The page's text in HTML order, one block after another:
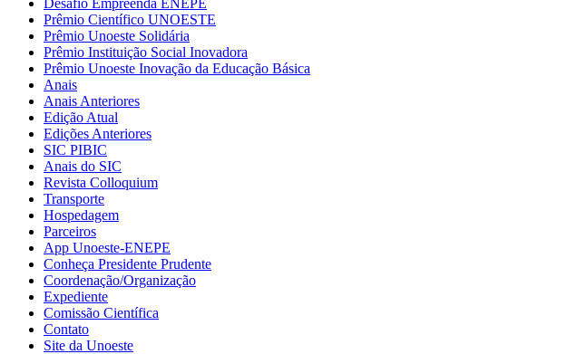
Desafio Empreenda ENEPE
Prêmio Científico UNOESTE
Prêmio Unoeste Solidária
Prêmio Instituição Social Inovadora
Prêmio Unoeste Inovação da Educação Básica
Anais
Anais Anteriores
Edição Atual
Edições Anteriores
SIC PIBIC
Anais do SIC
Revista Colloquium
Transporte
Hospedagem
Parceiros
App Unoeste-ENEPE
Conheça Presidente Prudente
Coordenação/Organização
Expediente
Comissão Científica
Contato
Site da Unoeste